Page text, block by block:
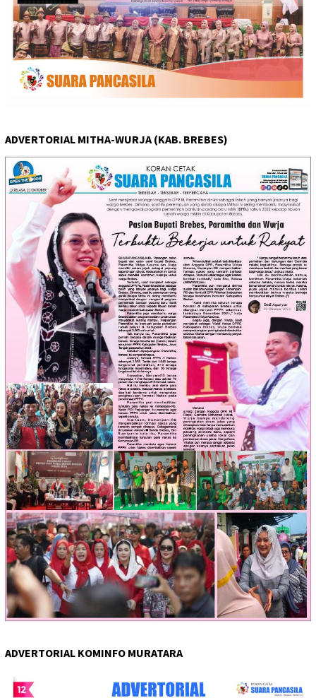
ADVERTORIAL MITHA-WURJA (KAB. BREBES)
ADVERTORIAL KOMINFO MURATARA